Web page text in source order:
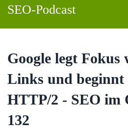
SEO-Podcast
Google legt Fokus
Links und beginnt
HTTP/2 - SEO im
132